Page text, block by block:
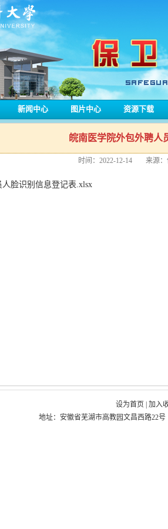
新闻中心 图片中心 资源下载
皖南医学院外包外聘人
时间：2022-12-14 来源
脸识别信息登记表.xlsx
设为首页 加入
地址：安徽省芜湖市高教园文昌西路22